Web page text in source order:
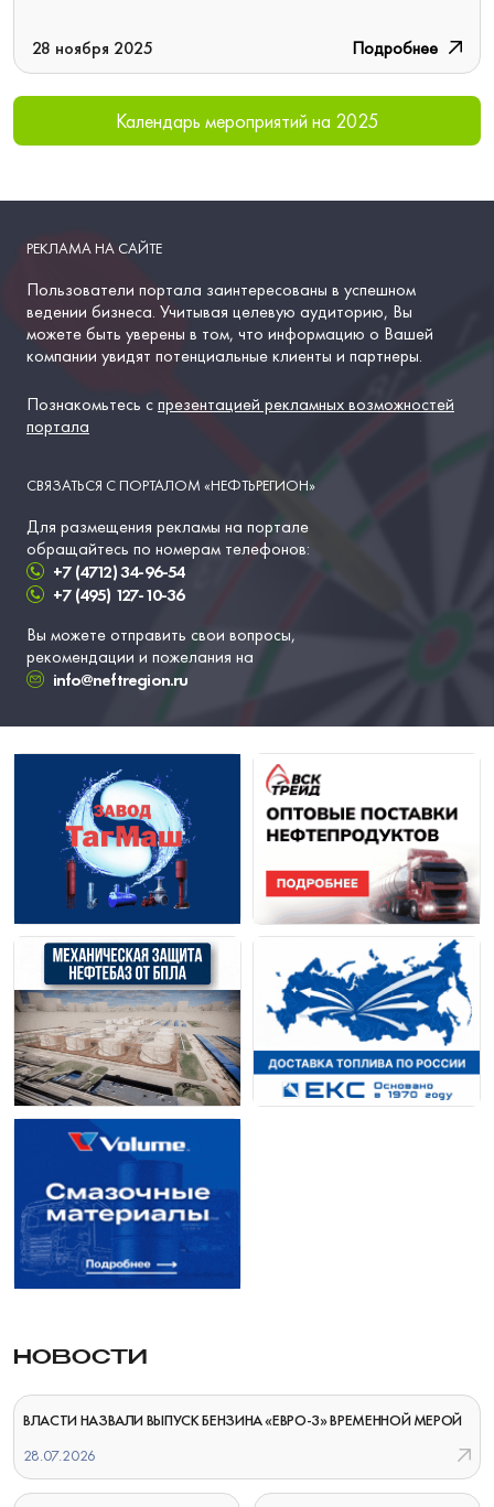
28 ноября 2025 Подробнее
Календарь мероприятий на 2025
РЕКЛАМА НА САЙТЕ
Пользователи портала заинтересованы в успешном
ведении бизнеса. Учитывая целевую аудиторию, Вы
можете быть уверены в том, что информацию о Вашей
компании увидят потенциальные клиенты и партнеры.
Познакомьтесь спрезентацией рекламных возможностей
портала
СВЯЗАТЬСЯ С ПОРТАЛОМ «НЕФТЬРЕГИОН»
Для размещения рекламы на портале
обращайтесь по номерам телефонов:
+7 (4712) 34-96-54
+7 (495) 127-10-36
Вы можете отправить свои вопросы,
рекомендации и пожелания на
info@neftregion.ru
НОВОСТИ
ВЛАСТИ НАЗВАЛИ ВЫПУСК БЕНЗИНА «ЕВРО-3» ВРЕМЕННОЙ МЕРОЙ
28.07.2026